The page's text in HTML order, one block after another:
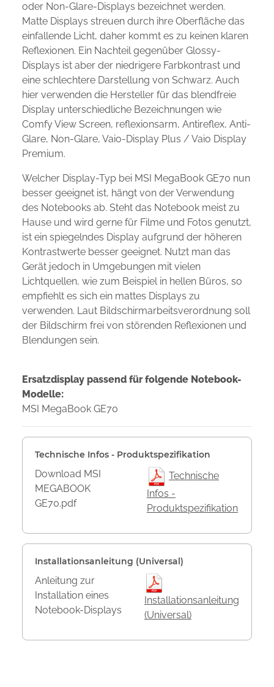
oder Non-Glare-Displays bezeichnet werden.
Matte Displays streuen durch ihre Oberfläche das
einfallende Licht, daher kommt es zu keinen klaren
Reflexionen. Ein Nachteil gegenüber Glossy-
Displays ist aber der niedrigere Farbkontrast und
eine schlechtere Darstellung von Schwarz. Auch
hier verwenden die Hersteller für das blendfreie
Display unterschiedliche Bezeichnungen wie
Comfy View Screen, reflexionsarm, Antireflex, Anti-
Glare, Non-Glare, Vaio-Display Plus / Vaio Display
Premium.
Welcher Display-Typ bei MSI MegaBook GE70 nun
besser geeignet ist, hängt von der Verwendung
des Notebooks ab. Steht das Notebook meist zu
Hause und wird gerne für Filme und Fotos genutzt,
ist ein spiegelndes Display aufgrund der höheren
Kontrastwerte besser geeignet. Nutzt man das
Gerät jedoch in Umgebungen mit vielen
Lichtquellen, wie zum Beispiel in hellen Büros, so
empfiehlt es sich ein mattes Displays zu
verwenden. Laut Bildschirmarbeitsverordnung soll
der Bildschirm frei von störenden Reflexionen und
Blendungen sein.
Ersatzdisplay passend für folgende Notebook-
Modelle:
MSI MegaBook GE70
Technische Infos - Produktspezifikation
Download MSI
MEGABOOK
GE70.pdf
Technische
Infos -
Produktspezifikation
Installationsanleitung (Universal)
Anleitung zur
Installation eines
Notebook-Displays
Installationsanleitung
(Universal)